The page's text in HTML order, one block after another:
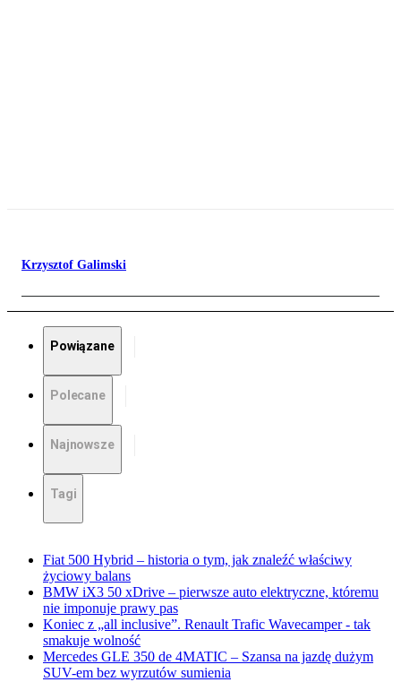
Krzysztof Galimski
Powiązane
Polecane
Najnowsze
Tagi
Fiat 500 Hybrid – historia o tym, jak znaleźć właściwy
życiowy balans
BMW iX3 50 xDrive – pierwsze auto elektryczne, któremu
nie imponuje prawy pas
Koniec z „all inclusive”. Renault Trafic Wavecamper - tak
smakuje wolność
Mercedes GLE 350 de 4MATIC – Szansa na jazdę dużym
SUV-em bez wyrzutów sumienia